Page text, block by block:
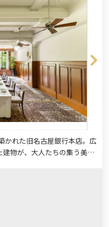
かれた旧名古屋銀行本店。広
物が、大人たちの集う美し
ドな色彩とのハーモニー。
様を温かくおもてなしいた